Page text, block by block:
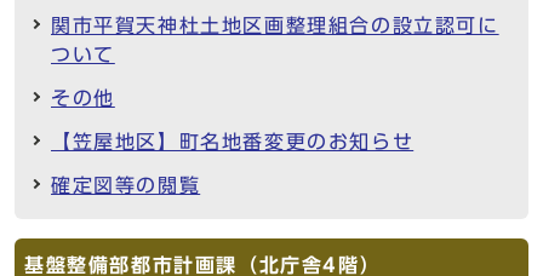
関市平賀天神杜土地区画整理組合の設立認可に
ついて
その他
【笠屋地区】町名地番変更のお知らせ
確定図等の閲覧
基盤整備部都市計画課（北庁舎4階）